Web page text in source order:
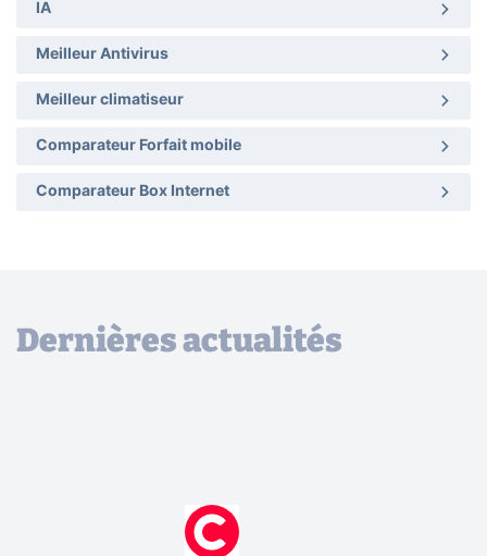
IA
Meilleur Antivirus
Meilleur climatiseur
Comparateur Forfait mobile
Comparateur Box Internet
Dernières actualités